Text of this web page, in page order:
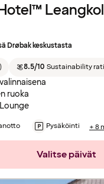
Drøbak keskustasta
) 8.5/10 Sustainability
ruoka
Pysäköinti + 8
Valitse päivät